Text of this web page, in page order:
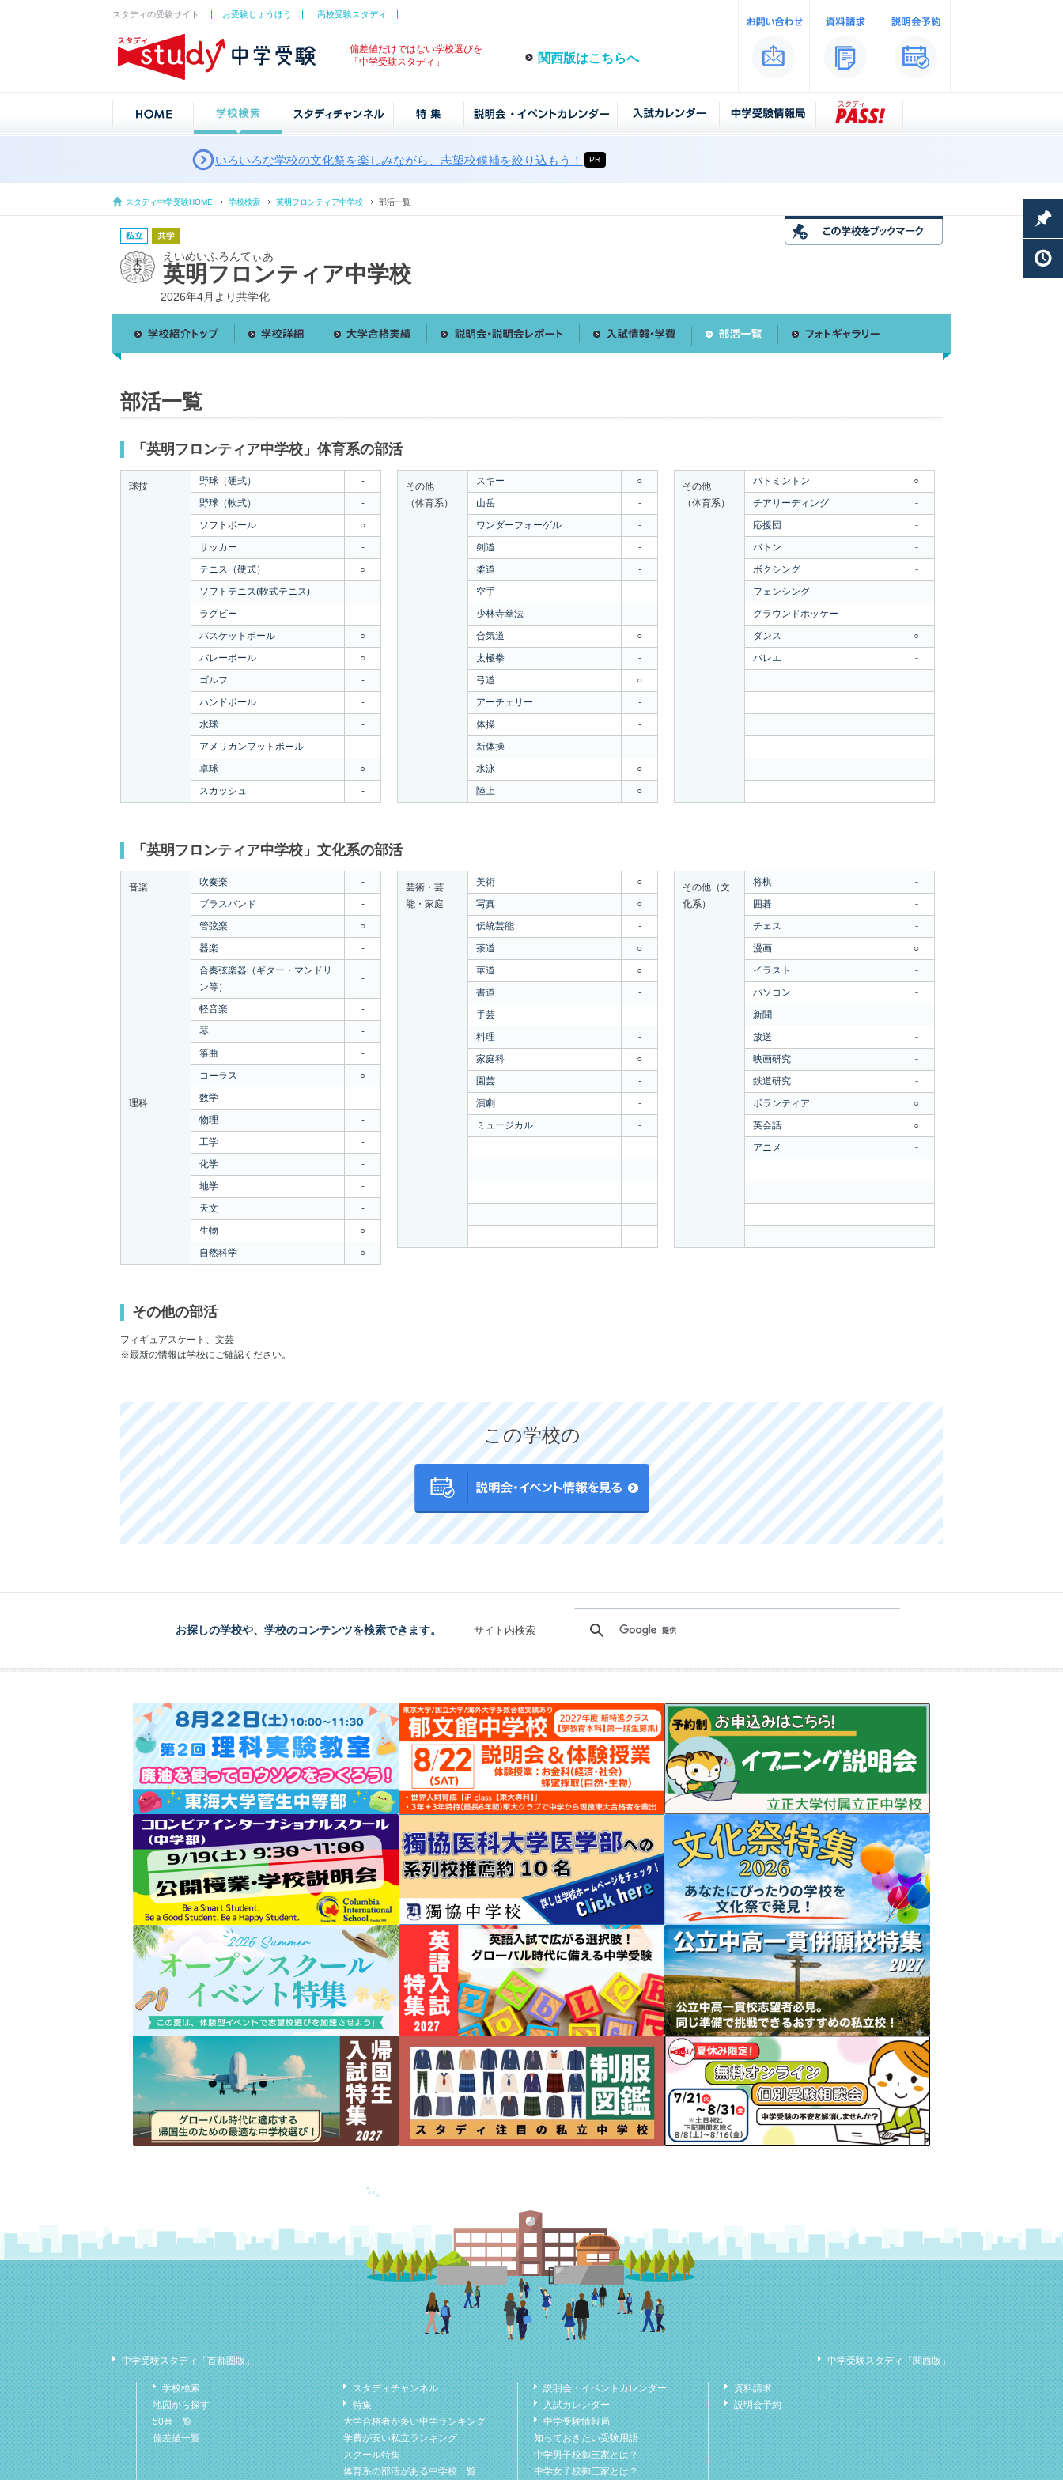
スタディの受験サイト お受験じょうほう 高校受験スタディ
偏差値だけではない学校選びを
「中学受験スタディ」
関西版はこちらへ
いろいろな学校の文化祭を楽しみながら、志望校候補を絞り込もう！ PR
スタディ中学受験HOME 学校検索 英明フロンティア中学校 部活一覧
えいめいふろんてぃあ
英明フロンティア中学校
2026年4月より共学化
部活一覧
「英明フロンティア中学校」体育系の部活
球技 野球（硬式）
-
野球（軟式）
-
ソフトボール
○
サッカー
-
テニス（硬式）
○
ソフトテニス(軟式テニス)
-
ラグビー
-
バスケットボール
○
バレーボール
○
ゴルフ
-
ハンドボール
-
水球
-
アメリカンフットボール
-
卓球
○
スカッシュ
-
その他
（体育系）
スキー
○
山岳
-
ワンダーフォーゲル
-
剣道
-
柔道
-
空手
-
少林寺拳法
-
合気道
○
太極拳
-
弓道
○
アーチェリー
-
体操
-
新体操
-
水泳
○
陸上
○
その他
（体育系）
バドミントン
○
チアリーディング
-
応援団
-
バトン
-
ボクシング
-
フェンシング
-
グラウンドホッケー
-
ダンス
○
バレエ
-
「英明フロンティア中学校」文化系の部活
音楽 吹奏楽
-
ブラスバンド
-
管弦楽
○
器楽
-
合奏弦楽器（ギター・マンドリ
ン等）
-
軽音楽
-
琴
-
箏曲
-
コーラス
○
理科 数学
-
物理
-
工学
-
化学
-
地学
-
天文
-
生物
○
自然科学
○
芸術・芸
能・家庭
美術
○
写真
○
伝統芸能
-
茶道
○
華道
○
書道
-
手芸
-
料理
-
家庭科
○
園芸
-
演劇
-
ミュージカル
-
その他（文
化系）
将棋
-
囲碁
-
チェス
-
漫画
○
イラスト
-
パソコン
-
新聞
-
放送
-
映画研究
-
鉄道研究
-
ボランティア
○
英会話
○
アニメ
-
その他の部活
フィギュアスケート、文芸
※最新の情報は学校にご確認ください。
この学校の
お探しの学校や、学校のコンテンツを検索できます。 サイト内検索
中学受験スタディ「首都圏版」 中学受験スタディ「関西版」
学校検索
地図から探す
50音一覧
偏差値一覧
スタディチャンネル
特集
大学合格者が多い中学ランキング
学費が安い私立ランキング
スクール特集
体育系の部活がある中学校一覧
説明会・イベントカレンダー
入試カレンダー
中学受験情報局
知っておきたい受験用語
中学男子校御三家とは？
中学女子校御三家とは？
資料請求
説明会予約